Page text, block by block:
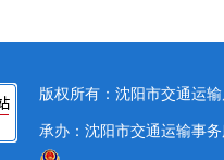
版权所有：沈阳市交通运
承办：沈阳市交通运输事